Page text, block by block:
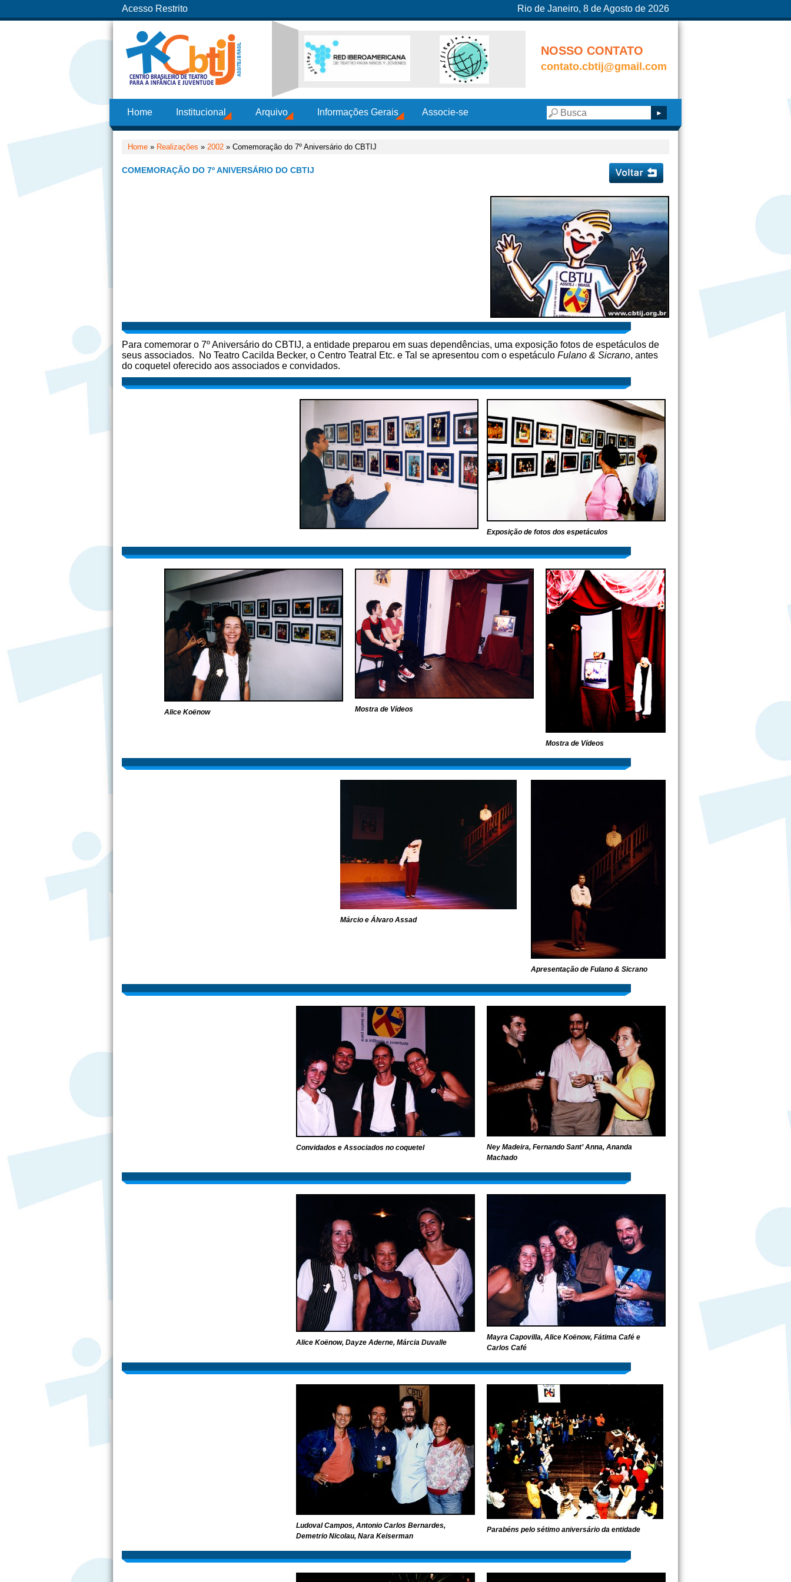
Acesso Restrito Rio de Janeiro, 8 de Agosto de 2026
NOSSO CONTATO
contato.cbtij@gmail.com
Home Institucional Arquivo Informações Gerais Associe-se
Home » Realizações » 2002 » Comemoração do 7º Aniversário do CBTIJ
COMEMORAÇÃO DO 7º ANIVERSÁRIO DO CBTIJ
Para comemorar o 7º Aniversário do CBTIJ, a entidade preparou em suas dependências, uma exposição fotos de espetáculos de
seus associados. No Teatro Cacilda Becker, o Centro Teatral Etc. e Tal se apresentou com o espetáculo Fulano & Sicrano, antes
do coquetel oferecido aos associados e convidados.
Exposição de fotos dos espetáculos
Mostra de Vídeos
Mostra de Vídeos
Alice Koënow
Apresentação de Fulano & Sicrano
Márcio e Álvaro Assad
Ney Madeira, Fernando Sant’ Anna, Ananda
Machado
Convidados e Associados no coquetel
Mayra Capovilla, Alice Koënow, Fátima Café e
Carlos Café
Alice Koënow, Dayze Aderne, Márcia Duvalle
Parabéns pelo sétimo aniversário da entidade
Ludoval Campos, Antonio Carlos Bernardes,
Demetrio Nicolau, Nara Keiserman